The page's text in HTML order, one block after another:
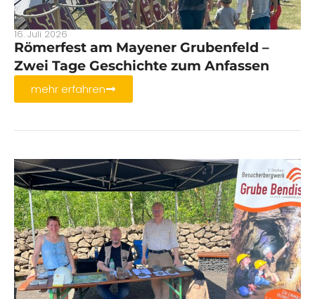
16. Juli 2026
Römerfest am Mayener Grubenfeld –
Zwei Tage Geschichte zum Anfassen
mehr erfahren